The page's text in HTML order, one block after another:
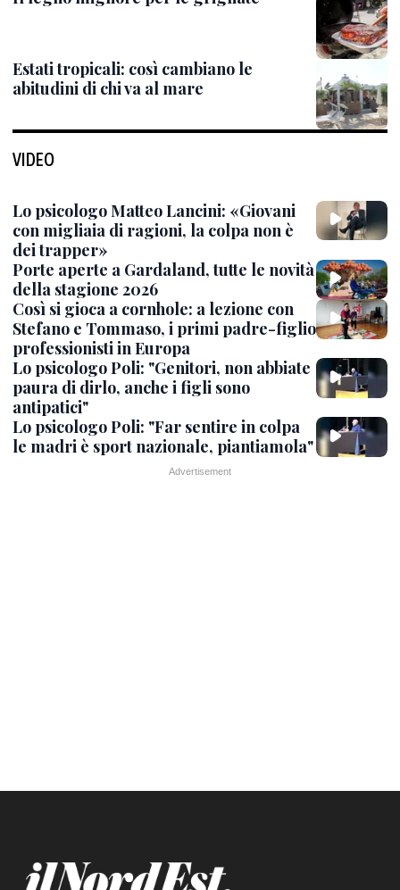
Estati tropicali: così cambiano le
abitudini di chi va al mare
VIDEO
Lo psicologo Matteo Lancini: «Giovani
con migliaia di ragioni, la colpa non è
dei trapper»
Porte aperte a Gardaland, tutte le novità
della stagione 2026
Così si gioca a cornhole: a lezione con
Stefano e Tommaso, i primi padre-figlio
professionisti in Europa
Lo psicologo Poli: "Genitori, non abbiate
paura di dirlo, anche i figli sono
antipatici"
Lo psicologo Poli: "Far sentire in colpa
le madri è sport nazionale, piantiamola"